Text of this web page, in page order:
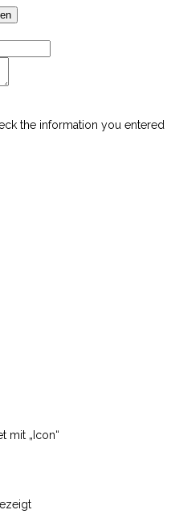
the information you entered
mit „Icon“